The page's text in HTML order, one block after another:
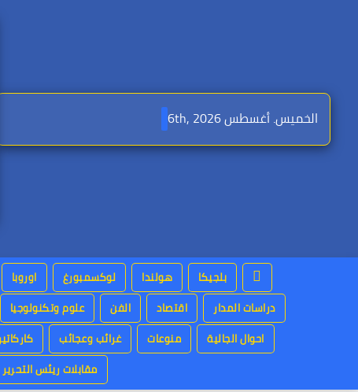
الخميس. أغسطس 6th, 2026
بلجيكا هولندا لوكسمبورغ اوروبا
دراسات المدار
اقتصاد الفن علوم وتكنولوجيا
احوال الجالية
منوعات غرائب وعجائب
مقابلات ريئس التحرير